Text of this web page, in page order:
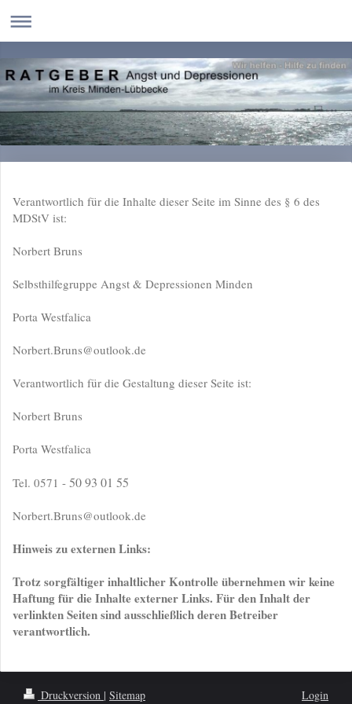
Verantwortlich für die Inhalte dieser Seite im Sinne des § 6 des
MDStV ist:
Norbert Bruns
Selbsthilfegruppe Angst & Depressionen Minden
Porta Westfalica
Norbert.Bruns@outlook.de
Verantwortlich für die Gestaltung dieser Seite ist:
Norbert Bruns
Porta Westfalica
Tel. 0571 - 50 93 01 55
Norbert.Bruns@outlook.de
Hinweis zu externen Links:
Trotz sorgfältiger inhaltlicher Kontrolle übernehmen wir keine
Haftung für die Inhalte externer Links. Für den Inhalt der
verlinkten Seiten sind ausschließlich deren Betreiber
verantwortlich.
Druckversion | Sitemap
Login